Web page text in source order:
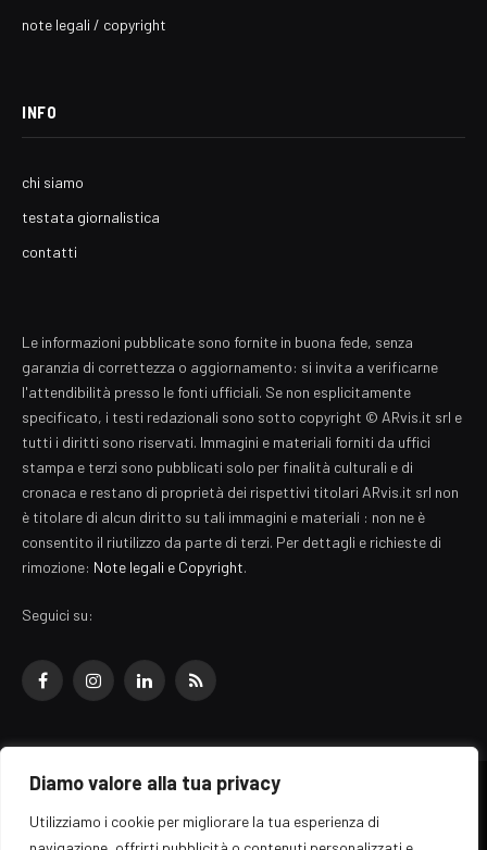
Diamo valore alla tua privacy
Utilizziamo i cookie per migliorare la tua esperienza di
note legali / copyright
INFO
chi siamo
testata giornalistica
contatti
Le informazioni pubblicate sono fornite in buona fede, senza
garanzia di correttezza o aggiornamento: si invita a verificarne
l'attendibilità presso le fonti ufficiali. Se non esplicitamente
specificato, i testi redazionali sono sotto copyright © ARvis.it srl e
tutti i diritti sono riservati. Immagini e materiali forniti da uffici
stampa e terzi sono pubblicati solo per finalità culturali e di
cronaca e restano di proprietà dei rispettivi titolari ARvis.it srl non
è titolare di alcun diritto su tali immagini e materiali : non ne è
consentito il riutilizzo da parte di terzi. Per dettagli e richieste di
rimozione: Note legali e Copyright.
Seguici su:
FacebookInstagramLinkedInRSS
© 2026 EZ Rome Designed by ARvis.it
Il portale EZ Rome e' una testata giornalistica di carattere generalista